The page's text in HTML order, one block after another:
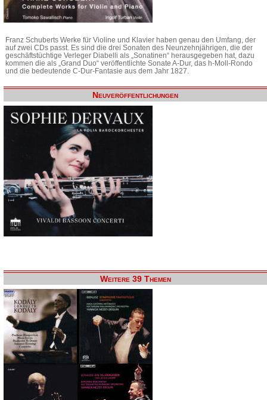
Franz Schuberts Werke für Violine und Klavier haben genau den Umfang, der
auf zwei CDs passt. Es sind die drei Sonaten des Neunzehnjährigen, die der
geschäftstüchtige Verleger Diabelli als „Sonatinen“ herausgegeben hat, dazu
kommen die als „Grand Duo“ veröffentlichte Sonate A-Dur, das h-Moll-Rondo
und die bedeutende C-Dur-Fantasie aus dem Jahr 1827.
Neuveröffentlichungen
Weitere 39 Themen